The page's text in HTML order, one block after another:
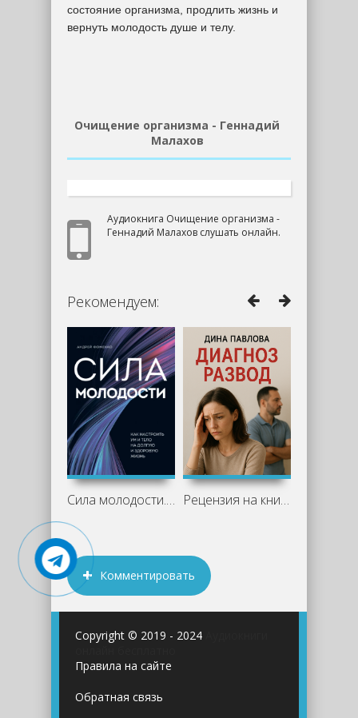
состояние организма, продлить жизнь и
вернуть молодость душе и телу.
Очищение организма - Геннадий
Малахов
Аудиокнига Очищение организма -
Геннадий Малахов слушать онлайн.
Рекомендуем:
Сила молодости. Как настроить ум и тело Рецензия на книгу "Диагноз развод" -
Комментировать
Copyright © 2019 - 2024
Правила на сайте
Обратная связь